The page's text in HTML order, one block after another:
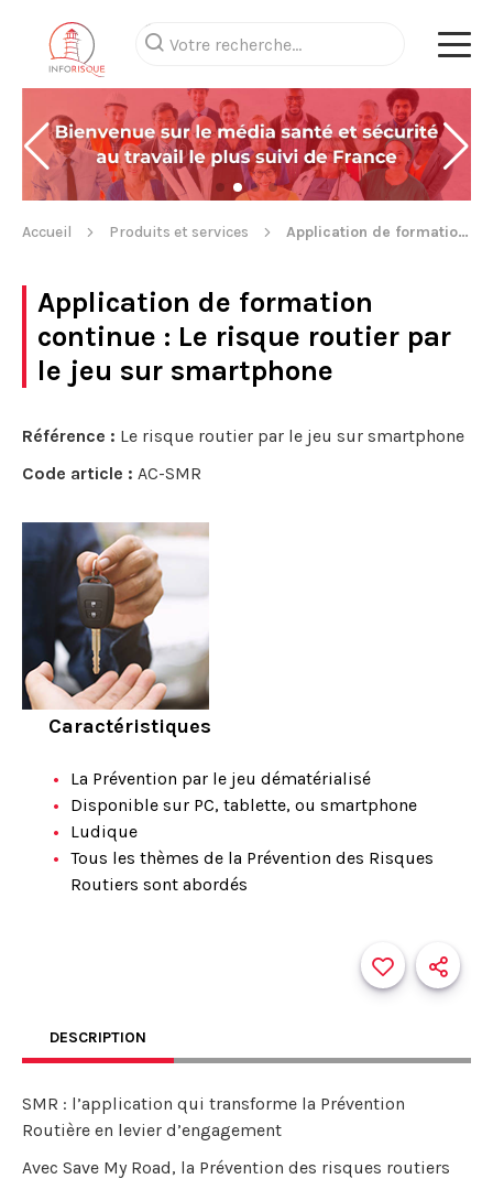
Accueil Produits et services Application de formation continue
Application de formation
continue : Le risque routier par
le jeu sur smartphone
Référence : Le risque routier par le jeu sur smartphone
Code article : AC-SMR
Caractéristiques
La Prévention par le jeu dématérialisé
Disponible sur PC, tablette, ou smartphone
Ludique
Tous les thèmes de la Prévention des Risques
Routiers sont abordés
DESCRIPTION
SMR : l’application qui transforme la Prévention
Routière en levier d’engagement
Avec Save My Road, la Prévention des risques routiers